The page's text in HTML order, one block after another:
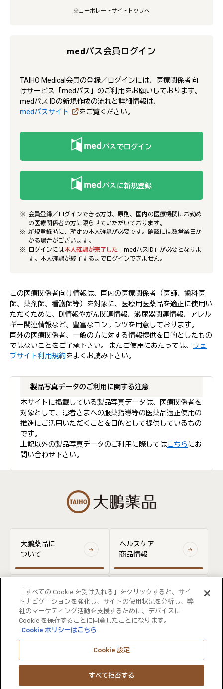
※コーポレートサイトトップへ
medパス会員ログイン
TAIHO Medical会員の登録／ログインには、医療関係者向
けサービス「medパス」のご利用をお願いしております。
medパス IDの新規作成の流れと詳細情報は、
medパスサイト
をご覧ください。
でログイン
に新規登録
会員登録／ログインできる方は、原則、国内の医療機関にお勤め
の医療関係者の方に限らせていただいております。
新規登録時に、所定の本人確認が必要です。確認には数営業日か
かる場合がございます。
ログインには本人確認が完了した 「medパスID」が必要となりま
す。本人確認が終了するまでログインできません。
この医療関係者向け情報は、国内の医療関係者（医師、歯科医
師、薬剤師、看護師等）を対象に、医療用医薬品を適正に使用い
ただくために、DI情報やがん関連情報、泌尿器関連情報、アレル
ギー関連情報など、豊富なコンテンツを用意しております。
国外の医療関係者、一般の方に対する情報提供を目的としたもの
ではないことをご了承下さい。 またご使用にあたっては、 ウェ
ブサイト利用規約をよくお読み下さい。
製品写真データのご利用に関する注意
本サイトに掲載している製品写真データは、医療関係者を
対象として、患者さまへの服薬指導等の医薬品適正使用の
推進にご活用いただくことを目的として提供しているもの
です。
上記以外の製品写真データのご利用に際してはこちらにお
問い合わせ下さい。
大鵬薬品に
ついて
ヘルスケア
商品情報
医療関係者
向け情報
お問い合わせ
ウェブアクセシビリティについて
大塚ホールディングス 大塚製薬
「すべての Cookie を受け入れる」をクリックすると、サイ
トナビゲーションを強化し、サイトの使用状況を分析し、弊
社のマーケティング活動を支援するために、デバイスに
Cookie を保存することに同意したことになります。
Cookie ポリシーはこちら
Cookie 設定
すべて拒否する